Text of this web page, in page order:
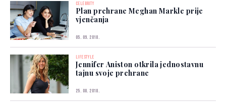
CELEBRITY
Plan prehrane Meghan Markle prije
vjenčanja
05. 09. 2018.
LIFESTYLE
Jennifer Aniston otkrila jednostavnu
tajnu svoje prehrane
25. 08. 2018.